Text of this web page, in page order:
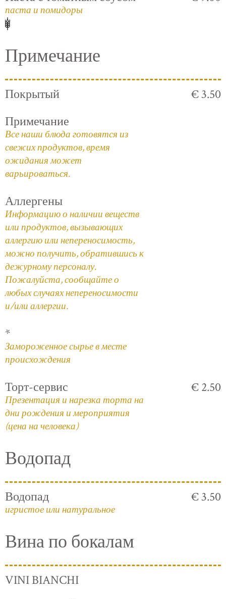
паста и помидоры
Примечание
Покрытый
€ 3.50
Примечание
Все наши блюда готовятся из
свежих продуктов, время
ожидания может
варьироваться.
Аллергены
Информацию о наличии веществ
или продуктов, вызывающих
аллергию или непереносимость,
можно получить, обратившись к
дежурному персоналу.
Пожалуйста, сообщайте о
любых случаях непереносимости
и/или аллергии.
*
Замороженное сырье в месте
происхождения
Торт-сервис
Презентация и нарезка торта на
дни рождения и мероприятия
(цена на человека)
€ 2.50
Водопад
Водопад
игристое или натуральное
€ 3.50
Вина по бокалам
VINI BIANCHI